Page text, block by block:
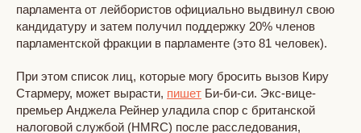
парламента от лейбористов официально выдвинул свою
кандидатуру и затем получил поддержку 20% членов
парламентской фракции в парламенте (это 81 человек).
При этом список лиц, которые могу бросить вызов Киру
Стармеру, может вырасти, пишет Би-би-си. Экс-вице-
премьер Анджела Рейнер уладила спор с британской
налоговой службой (HMRC) после расследования,